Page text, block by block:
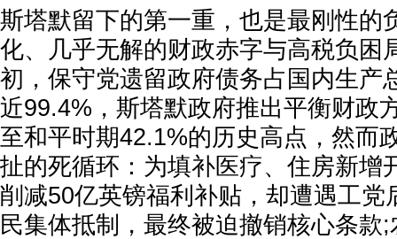
斯塔默留下的第一重，也是最刚性的
化、几乎无解的财政赤字与高税负困
初，保守党遗留政府债务占国内生产
近99.4%，斯塔默政府推出平衡财政
至和平时期42.1%的历史高点，然而
扯的死循环：为填补医疗、住房新增
削减50亿英镑福利补贴，却遭遇工党
民集体抵制，最终被迫撤销核心条款